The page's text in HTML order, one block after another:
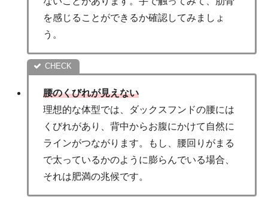
を感じることができるか確認してみましょ
う。
腰のくびれが見えない
理想的な体型では、ダックスフンドの腰には
くびれがあり、背中からお腹にかけて自然に
ラインがつながります。もし、腰回りがまる
で太っているかのように膨らんでいる場合、
それは肥満の兆候です。